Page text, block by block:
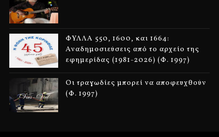
ΦΥΛΛΑ 550, 1600, και 1664:
Αναδημοσιεύσεις από το αρχείο της
εφημερίδας (1981-2026) (Φ. 1997)
Οι τραγωδίες μπορεί να αποφευχθούν
(Φ. 1997)